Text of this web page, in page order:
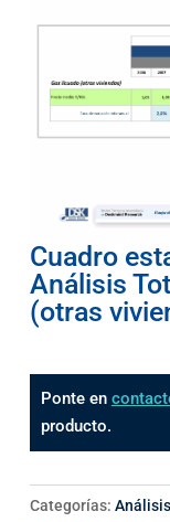
Cuadro
Análisis
(otras
Ponte en
producto.
Categorías: